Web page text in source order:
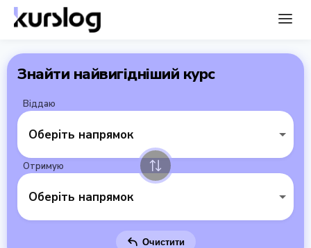
Знайти найвигідніший курс
Віддаю
Оберіть напрямок
Отримую
Оберіть напрямок
Очистити